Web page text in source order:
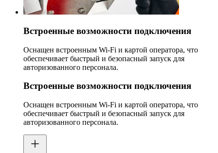
Встроенные возможности подключения
Оснащен встроенным Wi-Fi и картой оператора, что
обеспечивает быстрый и безопасный запуск для
авторизованного персонала.
Встроенные возможности подключения
Оснащен встроенным Wi-Fi и картой оператора, что
обеспечивает быстрый и безопасный запуск для
авторизованного персонала.